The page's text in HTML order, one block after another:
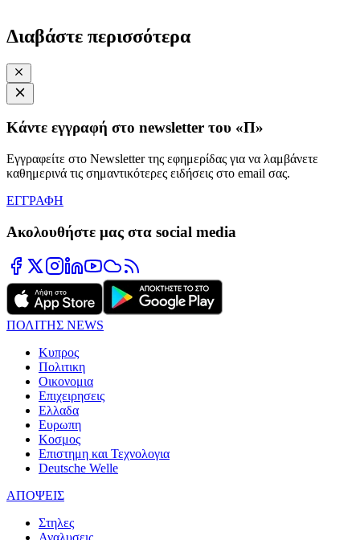
Διαβάστε περισσότερα
Κάντε εγγραφή στο newsletter του «Π»
Εγγραφείτε στο Newsletter της εφημερίδας για να λαμβάνετε
καθημερινά τις σημαντικότερες ειδήσεις στο email σας.
ΕΓΓΡΑΦΗ
Ακολουθήστε μας στα social media
ΠΟΛΙΤΗΣ NEWS
Κυπρος
Πολιτικη
Οικονομια
Επιχειρησεις
Ελλαδα
Ευρωπη
Κοσμος
Επιστημη και Τεχνολογια
Deutsche Welle
ΑΠΟΨΕΙΣ
Στηλες
Αναλυσεις